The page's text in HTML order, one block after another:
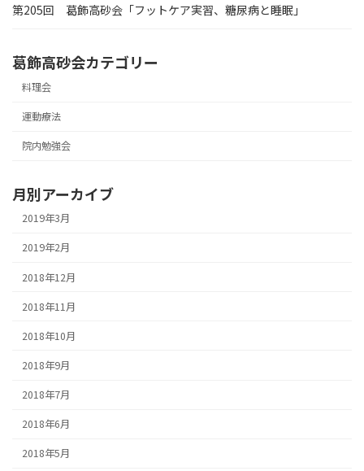
第205回 葛飾高砂会「フットケア実習、糖尿病と睡眠」
葛飾高砂会カテゴリー
料理会
運動療法
院内勉強会
月別アーカイブ
2019年3月
2019年2月
2018年12月
2018年11月
2018年10月
2018年9月
2018年7月
2018年6月
2018年5月